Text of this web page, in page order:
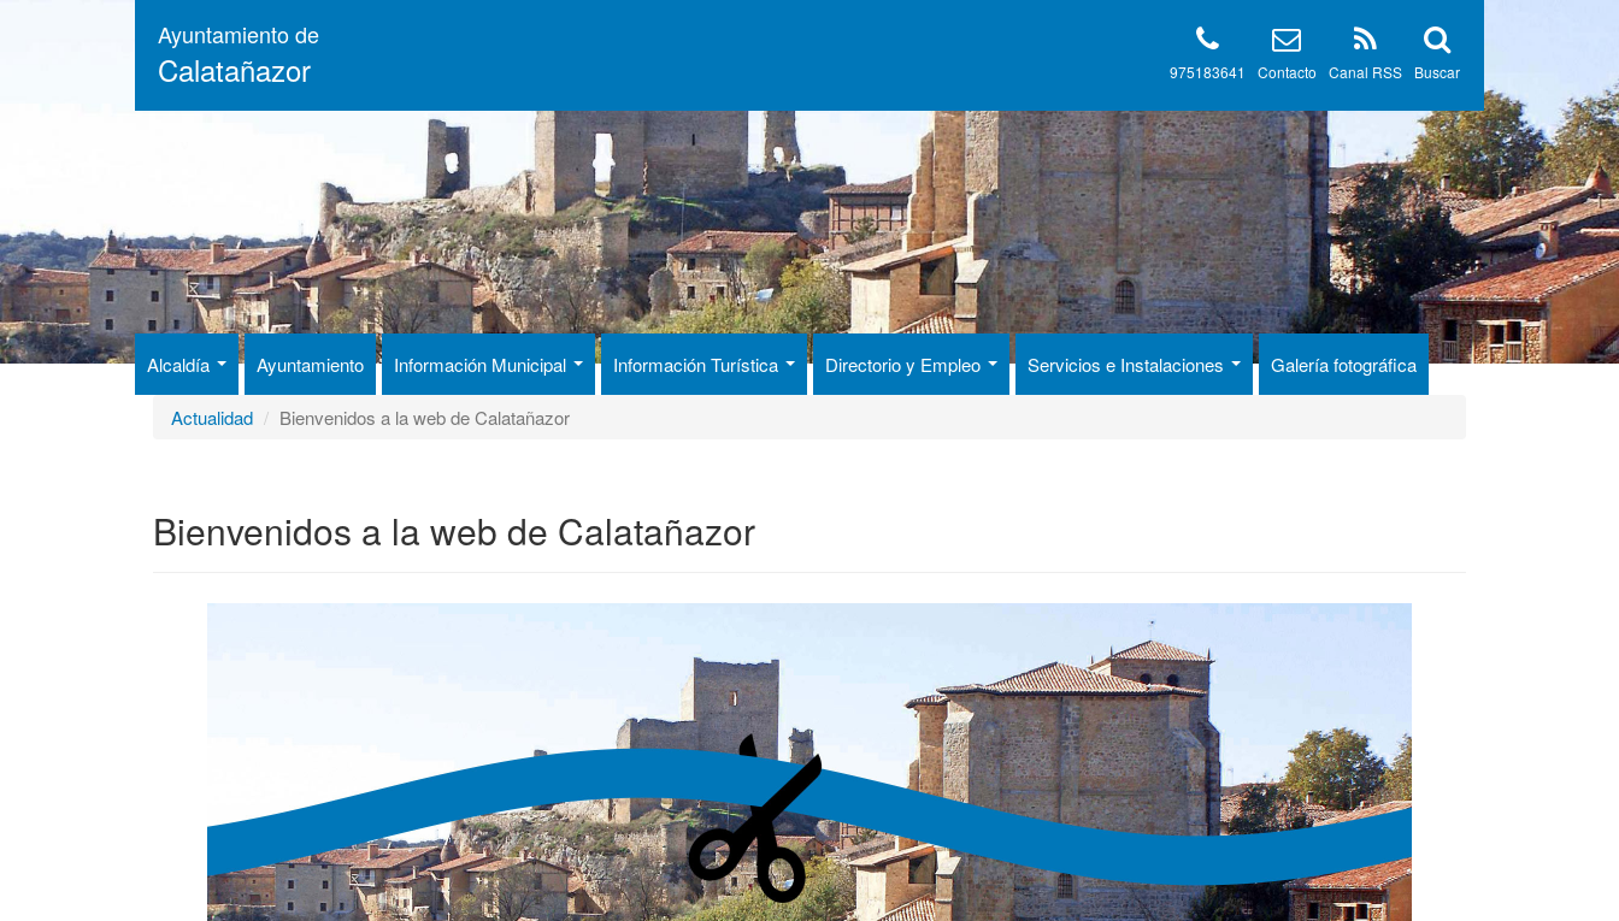
Ayuntamiento de
Calatañazor Buscar
Canal RSS
Contacto
975183641
Alcaldía Ayuntamiento Información Municipal Información Turística Directorio y Empleo Servicios e Instalaciones Galería fotográfica
Actualidad Bienvenidos a la web de Calatañazor
Bienvenidos a la web de Calatañazor